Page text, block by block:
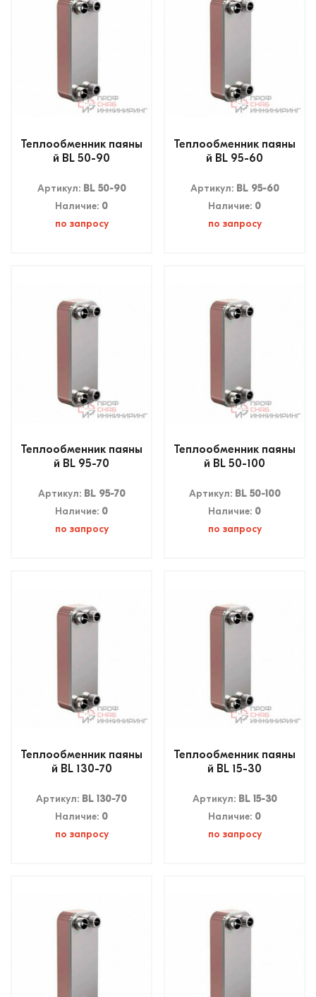
Теплообменник паяны
й BL 50-90
Артикул: BL 50-90
Наличие: 0
по запросу
Теплообменник паяны
й BL 95-60
Артикул: BL 95-60
Наличие: 0
по запросу
Теплообменник паяны
й BL 95-70
Артикул: BL 95-70
Наличие: 0
по запросу
Теплообменник паяны
й BL 50-100
Артикул: BL 50-100
Наличие: 0
по запросу
Теплообменник паяны
й BL 130-70
Артикул: BL 130-70
Наличие: 0
по запросу
Теплообменник паяны
й BL 15-30
Артикул: BL 15-30
Наличие: 0
по запросу